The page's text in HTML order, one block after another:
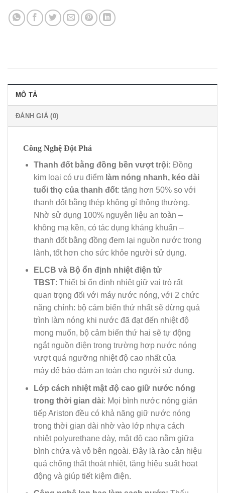
MÔ TẢ
ĐÁNH GIÁ (0)
Công Nghệ Đột Phá
Thanh đốt bằng đồng bền vượt trội: Đồng
kim loại có ưu điểm làm nóng nhanh, kéo dài
tuổi thọ của thanh đốt: tăng hơn 50% so với
thanh đốt bằng thép không gỉ thông thường.
Nhờ sử dụng 100% nguyên liệu an toàn –
không mạ kền, có tác dụng kháng khuẩn –
thanh đốt bằng đồng đem lại nguồn nước trong
lành, tốt hơn cho sức khỏe người sử dụng.
ELCB và Bộ ổn định nhiệt điện tử
TBST: Thiết bị ổn định nhiệt giữ vai trò rất
quan trọng đối với máy nước nóng, với 2 chức
năng chính: bộ cảm biến thứ nhất sẽ dừng quá
trình làm nóng khi nước đã đạt đến nhiệt độ
mong muốn, bộ cảm biến thứ hai sẽ tự động
ngắt nguồn điện trong trường hợp nước nóng
vượt quá ngưỡng nhiệt độ cao nhất của
máy để bảo đảm an toàn cho người sử dụng.
Lớp cách nhiệt mật độ cao giữ nước nóng
trong thời gian dài: Mọi bình nước nóng gián
tiếp Ariston đều có khả năng giữ nước nóng
trong thời gian dài nhờ vào lớp nhựa cách
nhiệt polyurethane dày, mật độ cao nằm giữa
bình chứa và vỏ bên ngoài. Đây là rào cản hiệu
quả chống thất thoát nhiệt, tăng hiệu suất hoạt
động và giúp tiết kiệm điện.